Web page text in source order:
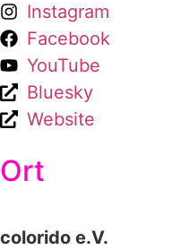
Instagram
Facebook
YouTube
Bluesky
Website
Ort
colorido e.V.